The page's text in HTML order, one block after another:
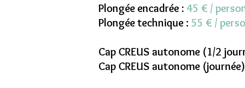
Plongée encadrée : 45 € /
Plongée technique : 55 € /
Cap CREUS autonome (1/2
Cap CREUS autonome